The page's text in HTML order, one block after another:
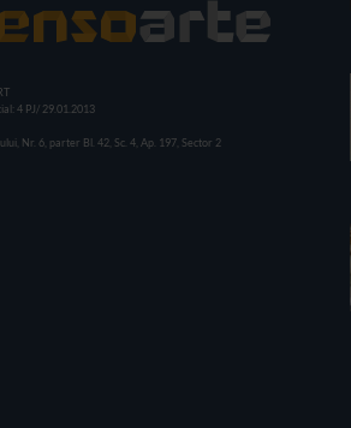
4 PJ/ 29.01.2013
Nr. 6, parter Bl. 42, Sc. 4, Ap. 197, Sector 2